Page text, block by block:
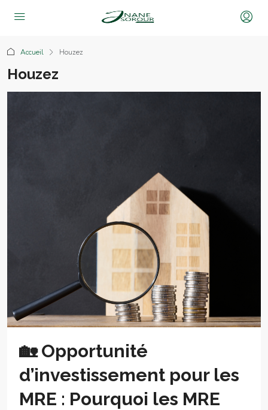
Accueil Houzez
Houzez
🏡 Opportunité
d’investissement pour les
MRE : Pourquoi les MRE